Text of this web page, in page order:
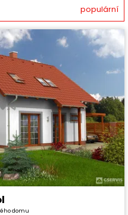
populární
domu